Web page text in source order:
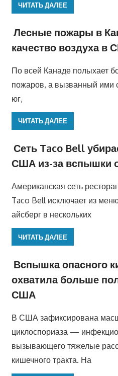
ЧИТАТЬ ДАЛЕЕ
Лесные пожары в
качество воздуха в
По всей Канаде полыхает
пожаров, а вызванный ими
юг,
ЧИТАТЬ ДАЛЕЕ
Сеть Taco Bell
США из-за вспышки
Американская сеть
Taco Bell исключает из
айсберг в нескольких
ЧИТАТЬ ДАЛЕЕ
Вспышка опасного
охватила больше
США
В США зафиксирована
циклоспориаза —
вызывающего тяжелые
кишечного тракта. На